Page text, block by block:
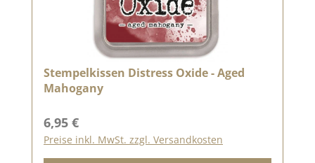
Stempelkissen Distress Oxide - Aged
Mahogany
Regulärer Preis:
6,95 €
Preise inkl. MwSt. zzgl. Versandkosten